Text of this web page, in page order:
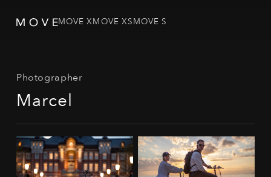
MOVE XMOVE XSMOVE S
Photographer
Marcel